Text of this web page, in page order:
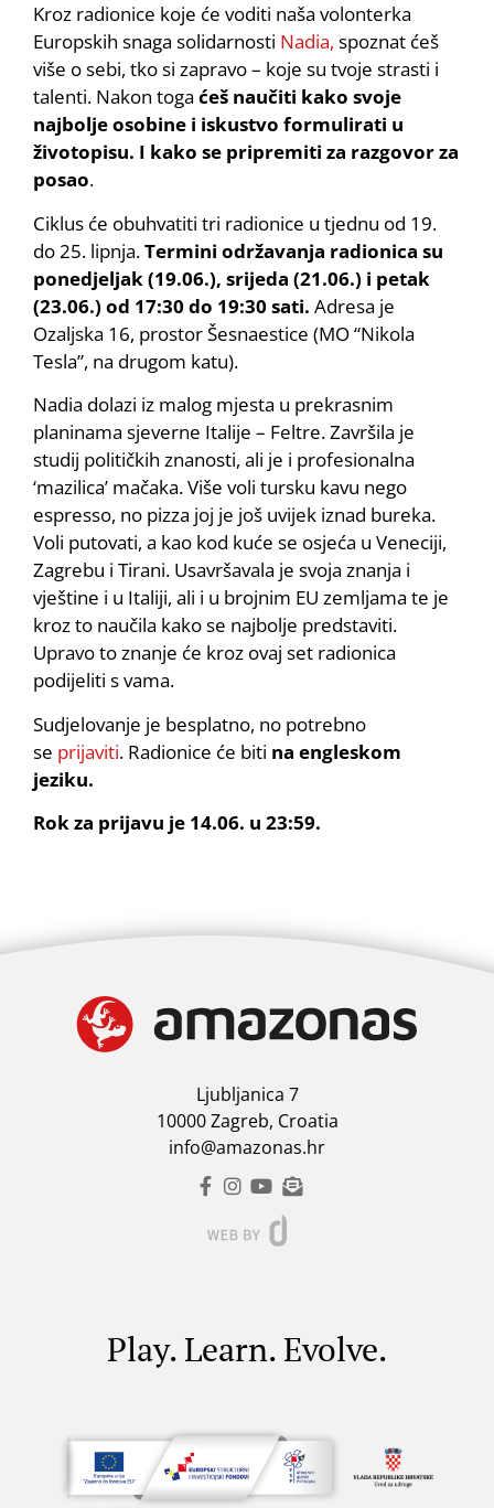
Kroz radionice koje će voditi naša volonterka
Europskih snaga solidarnosti Nadia, spoznat ćeš
više o sebi, tko si zapravo – koje su tvoje strasti i
talenti. Nakon toga ćeš naučiti kako svoje
najbolje osobine i iskustvo formulirati u
životopisu. I kako se pripremiti za razgovor za
posao.
Ciklus će obuhvatiti tri radionice u tjednu od 19.
do 25. lipnja.Termini održavanja radionica su
ponedjeljak (19.06.), srijeda (21.06.) i petak
(23.06.) od 17:30 do 19:30 sati. Adresa je
Ozaljska 16, prostor Šesnaestice (MO “Nikola
Tesla”, na drugom katu).
Nadia dolazi iz malog mjesta u prekrasnim
planinama sjeverne Italije – Feltre. Završila je
studij političkih znanosti, ali je i profesionalna
‘mazilica’ mačaka. Više voli tursku kavu nego
espresso, no pizza joj je još uvijek iznad bureka.
Voli putovati, a kao kod kuće se osjeća u Veneciji,
Zagrebu i Tirani. Usavršavala je svoja znanja i
vještine i u Italiji, ali i u brojnim EU zemljama te je
kroz to naučila kako se najbolje predstaviti.
Upravo to znanje će kroz ovaj set radionica
podijeliti s vama.
Sudjelovanje je besplatno, no potrebno
se prijaviti. Radionice će biti na engleskom
jeziku.
Rok za prijavu je 14.06. u 23:59.
Ljubljanica 7
10000 Zagreb, Croatia
info@amazonas.hr
Play. Learn. Evolve.